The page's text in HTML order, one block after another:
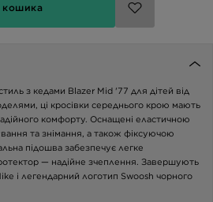
з кедами Blazer Mid '77 для дітей від
ці кросівки середнього крою мають
комфорту. Оснащені еластичною
та знімання, а також фіксуючою
підошва забезпечує легке
— надійне зчеплення. Завершують
і легендарний логотип Swoosh чорного